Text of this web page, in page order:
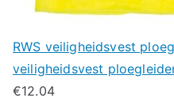
RWS veiligheidsvest
veiligheidsvest
€12.04